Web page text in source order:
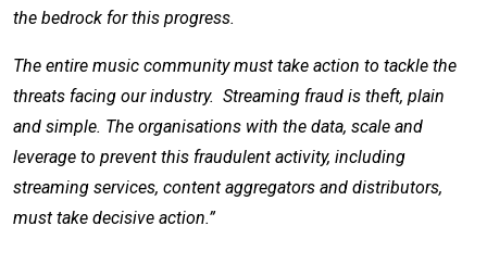
the bedrock for this progress.
The entire music community must take action to tackle the
threats facing our industry. Streaming fraud is theft, plain
and simple. The organisations with the data, scale and
leverage to prevent this fraudulent activity, including
streaming services, content aggregators and distributors,
must take decisive action.”